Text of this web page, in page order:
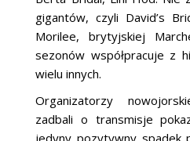
gigantów, czyli David’s
Morilee, brytyjskiej
sezonów współpracuje z
wielu innych.
Organizatorzy
zadbali o transmisje
jedyny pozytywny spadek